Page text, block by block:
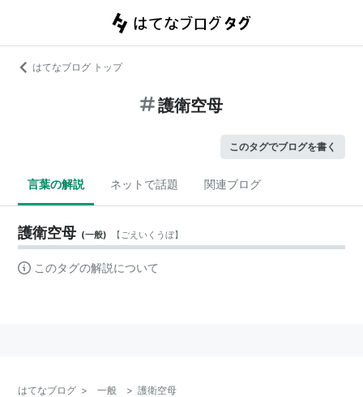
はてなブログ トップ
護衛空母
このタグでブログを書く
言葉の解説 ネットで話題 関連ブログ
護衛空母 (一般) 【ごえいくうぼ】
このタグの解説について
はてなブログ > 一般 > 護衛空母